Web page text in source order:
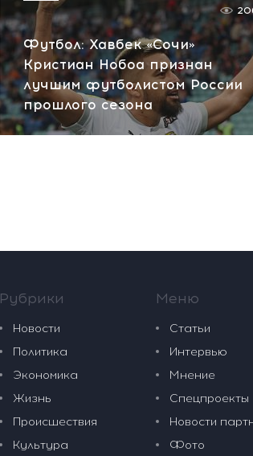
Футбол: Хавбек «Сочи»
Кристиан Нобоа признан
лучшим футболистом России
прошлого сезона
Рубрики
Новости
Политика
Экономика
Жизнь
Происшествия
Культура
Меню
Статьи
Интервью
Мнение
Спецпроекты
Новости
Фото